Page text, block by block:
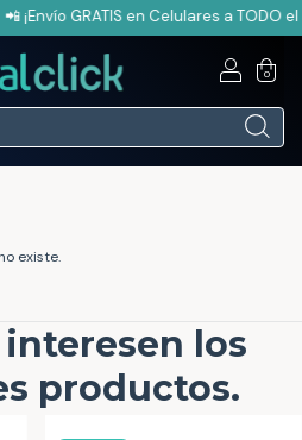
📲 ¡Envío GRATIS en Celulares a TODO el
0
existe.
los
productos.